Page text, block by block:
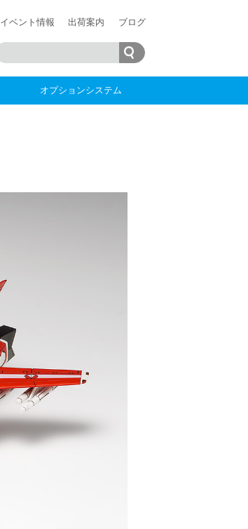
イベント情報 出荷案内 ブログ
オプションシステム